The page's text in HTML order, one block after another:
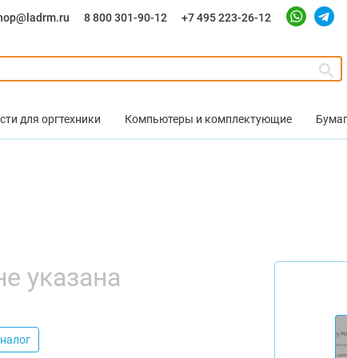
8 800 301-90-12 +7 495 223-26-12
для оргтехники Компьютеры и комплектующие
указана